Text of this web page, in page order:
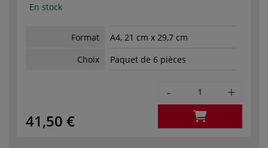
En stock
Format
A4, 21 cm x 29,7 cm
Choix
Paquet de 6 pièces
41,50 €
- +